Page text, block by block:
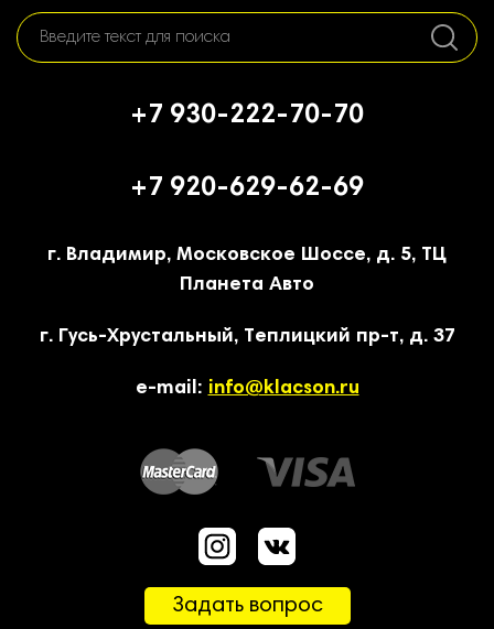
+7 930-222-70-70
+7 920-629-62-69
г. Владимир, Московское Шоссе, д. 5, ТЦ
Планета Авто
г. Гусь-Хрустальный, Теплицкий пр-т, д. 37
e-mail: info@klacson.ru
Задать вопрос